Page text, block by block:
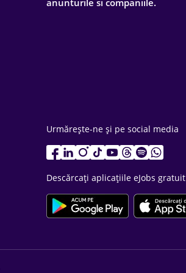
anunturile si companiile.
Urmărește-ne și pe social media
Descărcați aplicațiile eJobs gratuit